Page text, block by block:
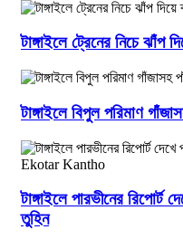
টাঙ্গাইলে ট্রেনের নিচে ঝাঁপ
টাঙ্গাইলে বিপুল পরিমাণ
টাঙ্গাইলে পারভীনের রিপোর্ট
তুহিন